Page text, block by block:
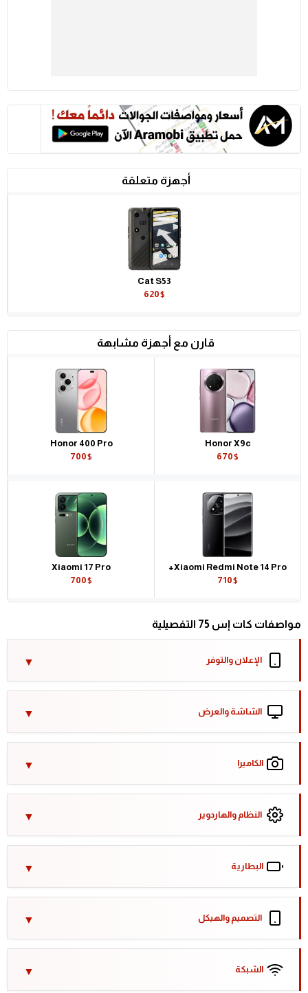
أجهزة متعلقة
Cat S53
620$
قارن مع أجهزة مشابهة
Honor X9c
670$
Honor 400 Pro
700$
Xiaomi Redmi Note 14 Pro+
710$
Xiaomi 17 Pro
700$
مواصفات كات إس 75 التفصيلية
الإعلان والتوفر
الشاشة والعرض
الكاميرا
النظام والهاردوير
البطارية
التصميم والهيكل
الشبكة